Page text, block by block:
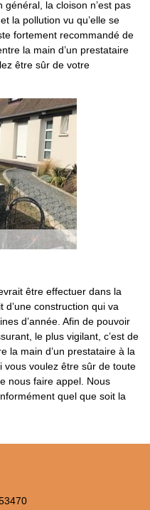
la cloison n’est pas
la pollution vu qu’elle se
fortement recommandé de
la main d’un prestataire
être sûr de votre
être effectuer dans la
d’une construction qui va
d’année. Afin de pouvoir
le plus vigilant, c’est de
la main d’un prestataire à la
vous voulez être sûr de toute
nous faire appel. Nous
quel que soit la